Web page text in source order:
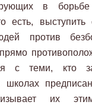
в
есть,
против
с теми, кто
школах
их